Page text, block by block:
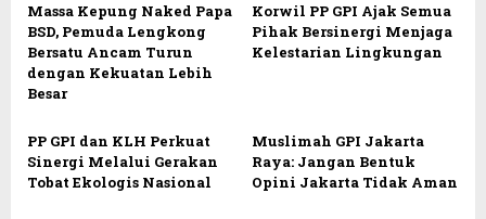
Massa Kepung Naked Papa
BSD, Pemuda Lengkong
Bersatu Ancam Turun
dengan Kekuatan Lebih
Besar
Korwil PP GPI Ajak Semua
Pihak Bersinergi Menjaga
Kelestarian Lingkungan
PP GPI dan KLH Perkuat
Sinergi Melalui Gerakan
Tobat Ekologis Nasional
Muslimah GPI Jakarta
Raya: Jangan Bentuk
Opini Jakarta Tidak Aman